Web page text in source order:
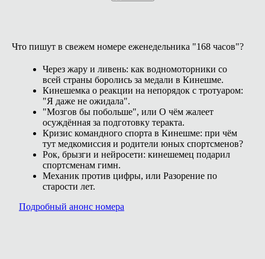
Что пишут в свежем номере еженедельника "168 часов"?
Через жару и ливень: как водномоторники со
всей страны боролись за медали в Кинешме.
Кинешемка о реакции на непорядок с тротуаром:
"Я даже не ожидала".
"Мозгов бы побольше", или О чём жалеет
осуждённая за подготовку теракта.
Кризис командного спорта в Кинешме: при чём
тут медкомиссия и родители юных спортсменов?
Рок, брызги и нейросети: кинешемец подарил
спортсменам гимн.
Механик против цифры, или Разорение по
старости лет.
Подробный анонс номера